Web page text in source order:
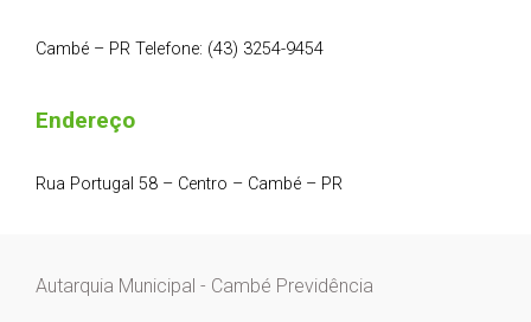
Cambé – PR Telefone: (43) 3254-9454
Endereço
Rua Portugal 58 – Centro – Cambé – PR
Autarquia Municipal - Cambé Previdência